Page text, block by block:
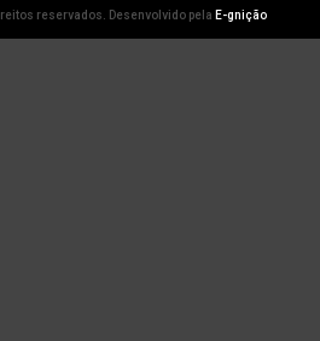
reservados. Desenvolvido pela E-gnição